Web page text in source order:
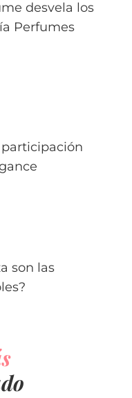
desvela los
Perfumes
son las